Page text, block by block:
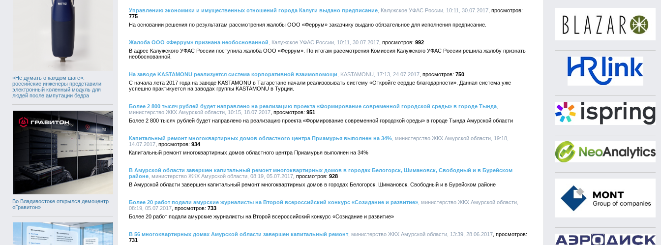
«Не думать о каждом шаге»:
российские инженеры представили
электронный коленный модуль для
людей после ампутации бедра
Во Владивостоке открылся демоцентр
«Гравитон»
Управлению экономики и имущественных отношений города Калуги выдано предписание , Калужское УФАС России, 10:11, 30.07.2017
775
На основании решения по результатам рассмотрения жалобы ООО «Феррум» заказчику выдано обязательное для исполнения предписание.
Жалоба ООО «Феррум» признана необоснованной , Калужское УФАС России, 10:11, 30.07.2017
992
В адрес Калужского УФАС России поступила жалоба ООО «Феррум». По итогам рассмотрения Комиссия Калужского УФАС России решила жалобу признать
необоснованной.
На заводе KASTAMONU реализуется система корпоративной взаимопомощи , KASTAMONU, 17:13, 24.07.2017
750
С начала лета 2017 года на заводе KASTAMONU в Татарстане начали реализовывать систему «Откройте сердце благодарности». Данная система уже
успешно практикуется на заводах группы KASTAMONU в Турции.
Более 2 800 тысяч рублей будет направлено на реализацию проекта «Формирование современной городской среды» в городе Тында
министерство ЖКХ Амурской области, 10:15, 18.07.2017
951
Более 2 800 тысяч рублей будет направлено на реализацию проекта «Формирование современной городской среды» в городе Тында Амурской области
Капитальный ремонт многоквартирных домов областного центра Приамурья выполнен на 34% , министерство ЖКХ Амурской области, 19:18,
14.07.2017
934
Капитальный ремонт многоквартирных домов областного центра Приамурья выполнен на 34%
В Амурской области завершен капитальный ремонт многоквартирных домов в городах Белогорск, Шимановск, Свободный и в Бурейском
районе , министерство ЖКХ Амурской области, 08:19, 05.07.2017
928
В Амурской области завершен капитальный ремонт многоквартирных домов в городах Белогорск, Шимановск, Свободный и в Бурейском районе
Более 20 работ подали амурские журналисты на Второй всероссийский конкурс «Созидание и развитие» , министерство ЖКХ Амурской области,
08:19, 05.07.2017
733
Более 20 работ подали амурские журналисты на Второй всероссийский конкурс «Созидание и развитие»
В 56 многоквартирных домах Амурской области завершен капитальный ремонт , министерство ЖКХ Амурской области, 13:39, 28.06.2017
731